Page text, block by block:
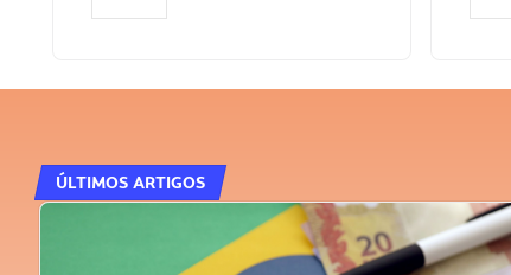
ÚLTIMOS ARTIGOS